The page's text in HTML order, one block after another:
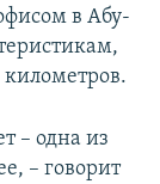
в Абу-
километров.
– одна из
– говорит